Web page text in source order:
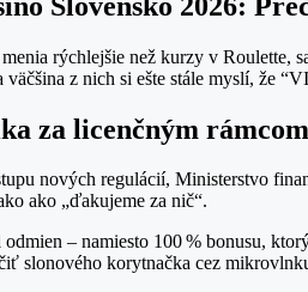
rýchlejšie než kurzy v Roulette,
väčšina z nich si ešte stále myslí, že
za licenčným rámcom
nových regulácií, Ministerstvo
ako „ďakujeme za nič“.
– namiesto 100 % bonusu,
slonového korytnačka cez